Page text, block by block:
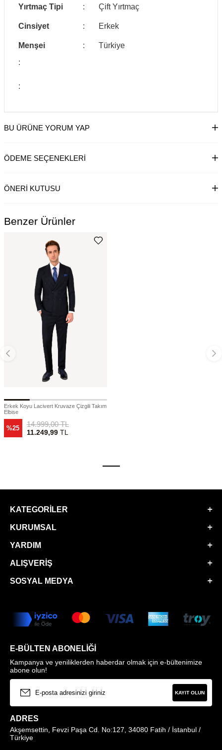
Yırtmaç Tipi : Çift Yırtmaç
Cinsiyet : Erkek
Menşei :
Türkiye
:
:
BU ÜRÜNE YORUM YAP
ÖDEME SEÇENEKLERI
ÖNERI KUTUSU
Benzer Ürünler
Erkek Koyu Lacivert Kruvaze Çizgili Takım
Elbise
%25 14.999,00TL
11.249,99TL
KATEGORILER
KURUMSAL
YARDIM
ALIŞVERIŞ
SOSYAL MEDYA
E-BÜLTEN ABONELIĞI
Kampanya ve yeniliklerden haberdar olmak için e-bültenimize
abone olun!
KAYIT OLUN
ADRES
Akşemsettin, Fevzi Paşa Cd. No:127, 34080 Fatih / İstanbul /
Türkiye